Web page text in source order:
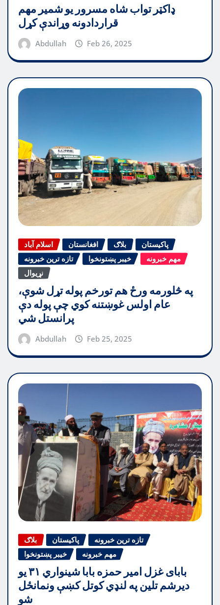
ډاکټر تواب شاه مسرور یو شمیر مهم
قراردادونه وړاندې کړل
Abdullah Feb 26, 2025
اسلام آباد افغانستان بلاګ
پاکیستان
تازه ترین خبرونه
خیبر پښتونخوا
مهم خبرونه
نړیوال
په څلورمه ورځ هم تورخم پوله تړل شوې،
عام اولس غوښتنه کوي چې پوله دې
پرانستل شي
Abdullah Feb 25, 2025
بلاګ پاکیستان
تازه ترین خبرونه
خیبر پښتونخوا
مهم خبرونه
بابای غزل امیر حمزه بابا شینواري ۳۱ یو
دیرشم تلین په لنډي کوتل کښې ونمانځل
شو